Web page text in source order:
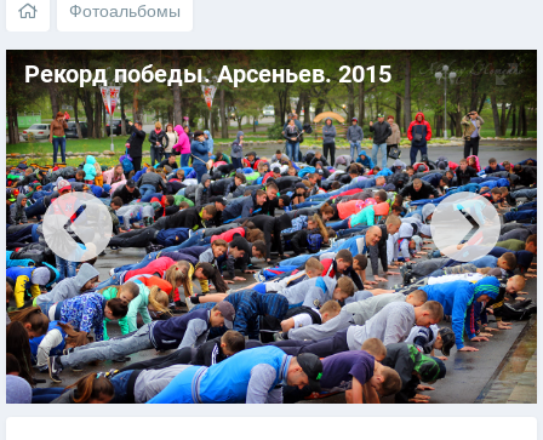
Фотоальбомы
Рекорд победы. Арсеньев. 2015